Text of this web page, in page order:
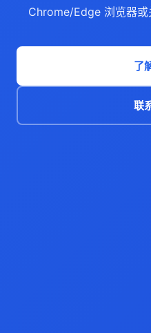
Chrome/Edge 浏览器或
了
联